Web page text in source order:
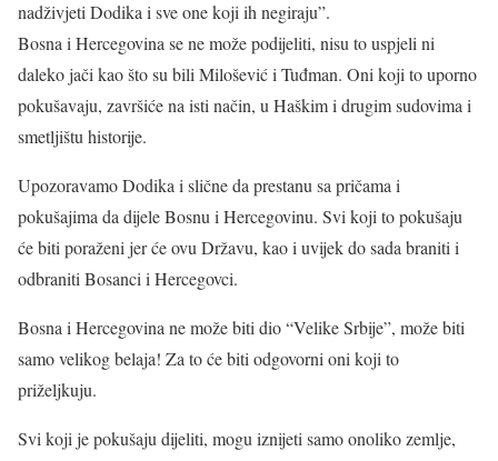
nadživjeti Dodika i sve one koji ih negiraju”.
Bosna i Hercegovina se ne može podijeliti, nisu to uspjeli ni
daleko jači kao što su bili Milošević i Tuđman. Oni koji to uporno
pokušavaju, završiće na isti način, u Haškim i drugim sudovima i
smetljištu historije.
Upozoravamo Dodika i slične da prestanu sa pričama i
pokušajima da dijele Bosnu i Hercegovinu. Svi koji to pokušaju
će biti poraženi jer će ovu Državu, kao i uvijek do sada braniti i
odbraniti Bosanci i Hercegovci.
Bosna i Hercegovina ne može biti dio “Velike Srbije”, može biti
samo velikog belaja! Za to će biti odgovorni oni koji to
priželjkuju.
Svi koji je pokušaju dijeliti, mogu iznijeti samo onoliko zemlje,